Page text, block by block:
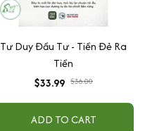
Tư Duy Đầu Tư - Tiền Đẻ Ra
Tiền
$33.99 $36.00
ADD TO CART